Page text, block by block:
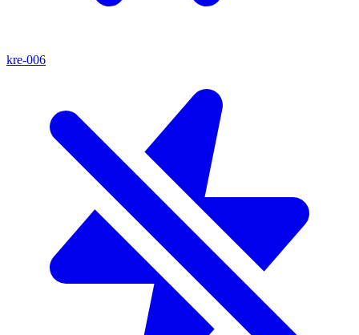
kre-006